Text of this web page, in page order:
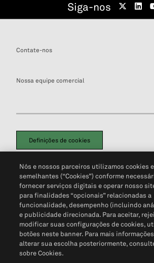
Siga-nos
Contate-nos
Nossa equipe comercial
Definições de cookies
Política de PrivacidadePortal de privacidade do
Não Venda Minhas Informações Pessoais© 2026
Nós e nossos parceiros utilizamos cookies
semelhantes (“Cookies”) conforme
fornecer serviços digitais e operar nosso
para finalidades “opcionais” relacionadas a
funcionalidade, desempenho (incluindo
e publicidade direcionada. Para aceitar,
modificar suas configurações de cookies,
botões neste banner. Para mais
alterar sua escolha posteriormente,
sobre Cookies.